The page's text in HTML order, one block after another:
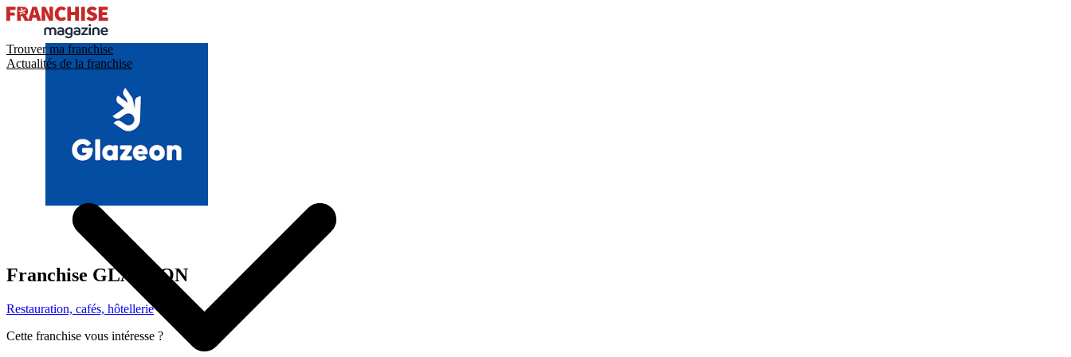
Trouver ma franchise
Actualités de la franchise
Franchise GLAZEON
Restauration, cafés, hôtellerie
Cette franchise vous intéresse ?